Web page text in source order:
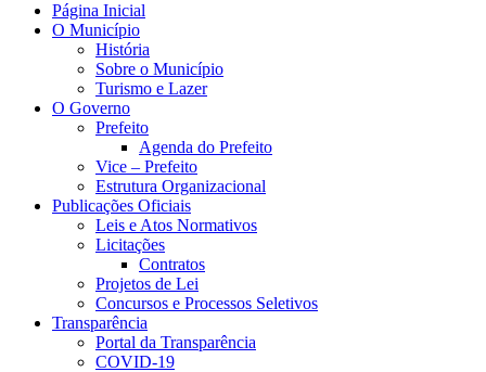
Página Inicial
O Município
História
Sobre o Município
Turismo e Lazer
O Governo
Prefeito
Agenda do Prefeito
Vice – Prefeito
Estrutura Organizacional
Publicações Oficiais
Leis e Atos Normativos
Licitações
Contratos
Projetos de Lei
Concursos e Processos Seletivos
Transparência
Portal da Transparência
COVID-19